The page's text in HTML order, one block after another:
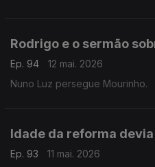
Rodrigo e o sermão
Ep. 94
12 mai. 2026
Nuno Luz persegue Mourinho.
Idade da reforma
Ep. 93
11 mai. 2026